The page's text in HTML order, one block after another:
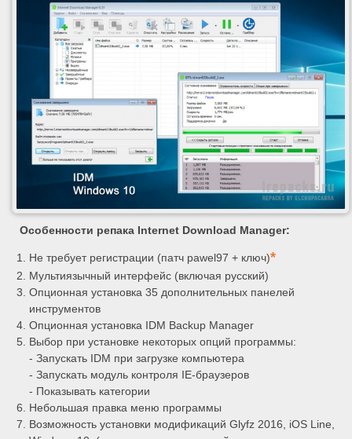
Особенности репака Internet Download Manager:
Не требует регистрации (патч pawel97 + ключ)*
Мультиязычный интерфейс (включая русский)
Опционная установка 35 дополнительных панелей
инструментов
Опционная установка IDM Backup Manager
Выбор при установке некоторых опций программы:
- Запускать IDM при загрузке компьютера
- Запускать модуль контроля IE-браузеров
- Показывать категории
Небольшая правка меню программы
Возможность установки модификаций Glyfz 2016, iOS Line,